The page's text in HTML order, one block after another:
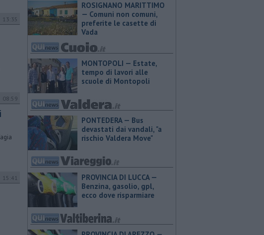
13:35
08:59
15:41
ROSIGNANO MARITTIMO
— Comuni non comuni,
preferite le casette di
Vada
MONTOPOLI — Estate,
tempo di lavori alle
scuole di Montopoli
PONTEDERA — Bus
devastati dai vandali, "a
rischio Valdera Move"
PROVINCIA DI LUCCA — ​
Benzina, gasolio, gpl,
ecco dove risparmiare